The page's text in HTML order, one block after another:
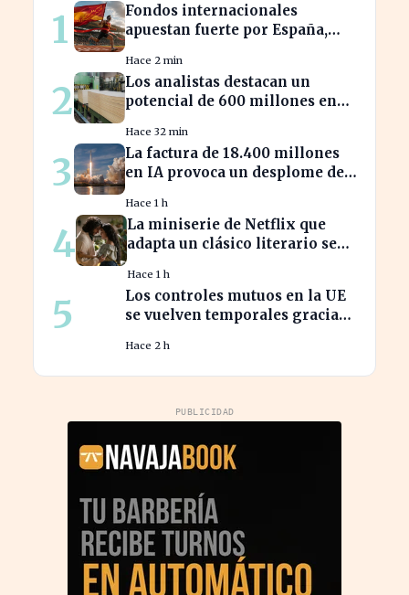
1
Fondos internacionales
apuestan fuerte por España,
20.000
Hace 2 min
2
Los analistas destacan un
potencial de 600 millones en
celulosa
Hace 32 min
3
La factura de 18.400 millones
en IA provoca un desplome del
Hace 1 h
4
La miniserie de Netflix que
adapta un clásico literario se
Hace 1 h
5
Los controles mutuos en la UE
se vuelven temporales gracias
Hace 2 h
PUBLICIDAD